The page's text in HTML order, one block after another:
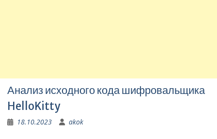
Анализ исходного кода шифровальщика
HelloKitty
18.10.2023 akok